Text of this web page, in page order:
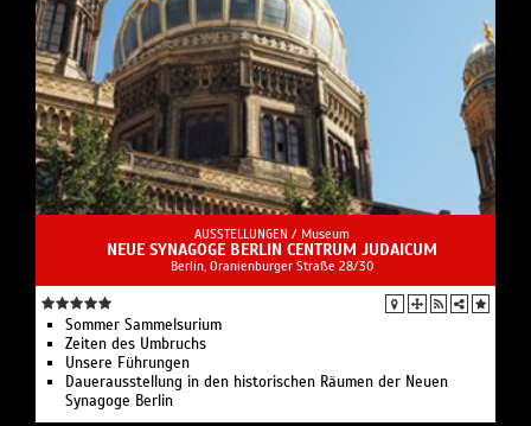
AUSSTELLUNGEN / Museum
NEUE SYNAGOGE BERLIN CENTRUM JUDAICUM
Berlin, Oranienburger Straße 28/30
Sommer Sammelsurium
Zeiten des Umbruchs
Unsere Führungen
Dauerausstellung in den historischen Räumen der Neuen
Synagoge Berlin